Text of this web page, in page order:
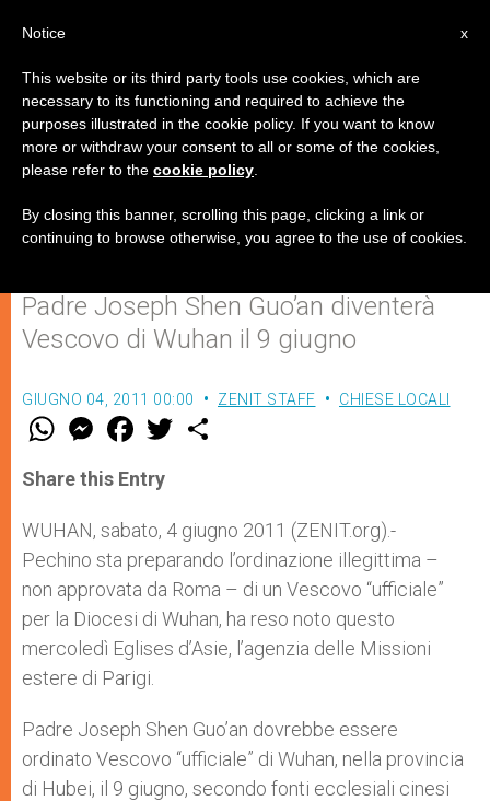
Cina: Pechino prepara un'altra
ordinazione episcopale
illegittima
Padre Joseph Shen Guo’an diventerà
Vescovo di Wuhan il 9 giugno
GIUGNO 04, 2011 00:00 ZENIT STAFF CHIESE LOCALI
W
t
s
p
p
M
e
s
e
g
e
r
F
a
e
b
o
k
w
r
Share this Entry
WUHAN, sabato, 4 giugno 2011 (ZENIT.org).-
Pechino sta preparando l’ordinazione illegittima –
non approvata da Roma – di un Vescovo “ufficiale”
per la Diocesi di Wuhan, ha reso noto questo
mercoledì Eglises d’Asie, l’agenzia delle Missioni
estere di Parigi.
Padre Joseph Shen Guo’an dovrebbe essere
ordinato Vescovo “ufficiale” di Wuhan, nella provincia
di Hubei, il 9 giugno, secondo fonti ecclesiali cinesi
x
Notice
This website or its third party tools use cookies, which are
necessary to its functioning and required to achieve the
purposes illustrated in the cookie policy. If you want to know
more or withdraw your consent to all or some of the cookies,
please refer to the cookie policy
By closing this banner, scrolling this page, clicking a link or
continuing to browse otherwise, you agree to the use of cookies.